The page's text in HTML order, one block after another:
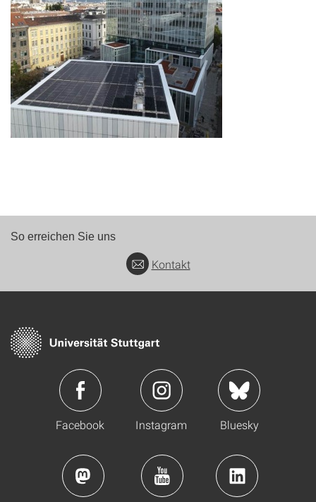
So erreichen Sie uns
Kontakt
Facebook Instagram Bluesky